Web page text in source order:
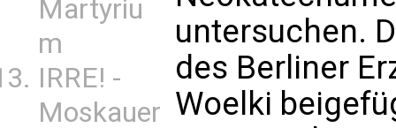
Martyriu
m
IRRE! -
Moskauer
untersuchen.
des Berliner
Woelki